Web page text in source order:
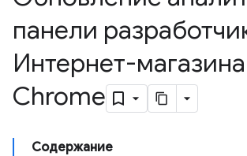
панели
Интернет-магазина
Chrome
Содержание